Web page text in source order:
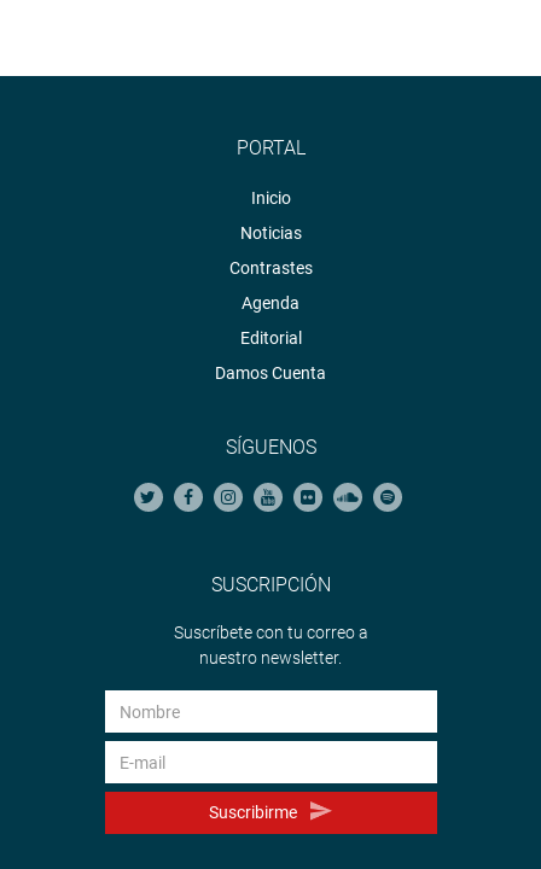
PORTAL
Inicio
Noticias
Contrastes
Agenda
Editorial
Damos Cuenta
SÍGUENOS
SUSCRIPCIÓN
Suscríbete con tu correo a
nuestro newsletter.
Suscribirme